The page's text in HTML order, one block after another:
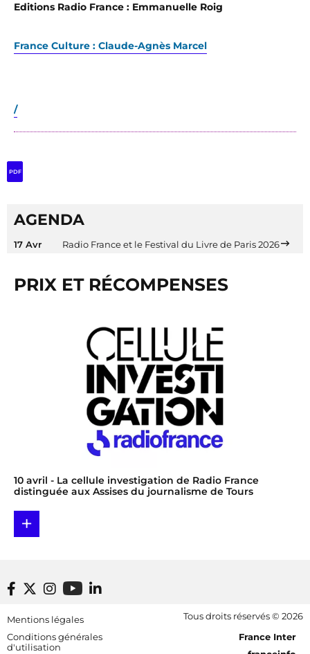
Editions Radio France : Emmanuelle Roig
France Culture : Claude-Agnès Marcel
/
PDF
AGENDA
17 Avr Radio France et le Festival du Livre de Paris 2026
PRIX ET RÉCOMPENSES
10 avril - La cellule investigation de Radio France
distinguée aux Assises du journalisme de Tours
+
Footer bottom
Mentions légales
Conditions générales
d'utilisation
Tous droits réservés © 2026
[RDF] Pied de page - Mobile
France Inter